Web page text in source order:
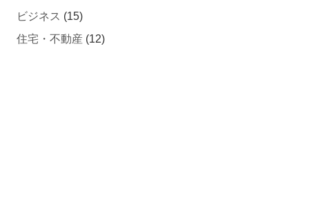
ビジネス (15)
住宅・不動産 (12)